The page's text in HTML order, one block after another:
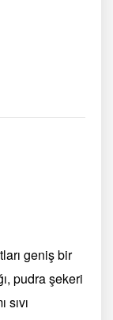
geniş bir
pudra şekeri
sıvı